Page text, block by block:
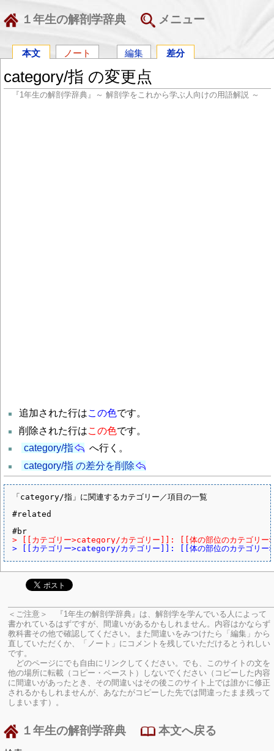
１年生の解剖学辞典 メニュー
本文 ノート 編集 差分
category/指 の変更点
『1年生の解剖学辞典』～ 解剖学をこれから学ぶ人向けの用語解説 ～
追加された行はこの色です。
削除された行はこの色です。
category/指
へ行く。
category/指 の差分を削除
「category/指」に関連するカテゴリー／項目の一覧
#related
> [[カテゴリー>category/カテゴリー]]: [[体の部位のカテゴリー
> [[カテゴリー>category/カテゴリー]]: [[体の部位のカテ
＜ご注意＞ 『1年生の解剖学辞典』は、解剖学を学んでいる人によって
書かれているはずですが、間違いがあるかもしれません。内容はかならず
教科書その他で確認してください。
また間違いをみつけたら「編集」から
直していただくか、「ノート」にコメントを残していただけるとうれしい
です。
どのページにでも自由にリンクしてください。でも、このサイトの文を
他の場所に転載（コピー・ペースト）しないでください（コピーした内容
に間違いがあったとき、その間違いはその後このサイト上では誰かに修正
されるかもしれませんが、あなたがコピーした先では間違ったまま残って
しまいます）。
１年生の解剖学辞典 本文へ戻る